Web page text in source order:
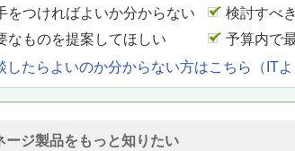
をつければよいか分からない
検討すべ
なものを提案してほしい
予算内で
したらよいのか分からない方はこちら（ITよ
ージ製品をもっと知りたい